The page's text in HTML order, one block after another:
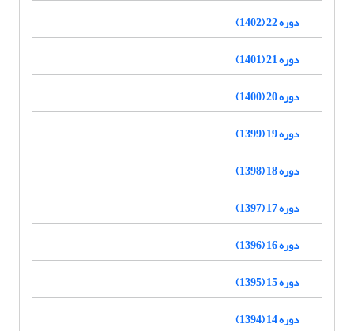
دوره 22 (1402)
دوره 21 (1401)
دوره 20 (1400)
دوره 19 (1399)
دوره 18 (1398)
دوره 17 (1397)
دوره 16 (1396)
دوره 15 (1395)
دوره 14 (1394)